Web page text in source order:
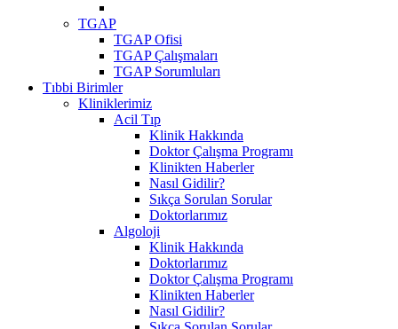
TGAP
TGAP Ofisi
TGAP Çalışmaları
TGAP Sorumluları
Tıbbi Birimler
Kliniklerimiz
Acil Tıp
Klinik Hakkında
Doktor Çalışma Programı
Klinikten Haberler
Nasıl Gidilir?
Sıkça Sorulan Sorular
Doktorlarımız
Algoloji
Klinik Hakkında
Doktorlarımız
Doktor Çalışma Programı
Klinikten Haberler
Nasıl Gidilir?